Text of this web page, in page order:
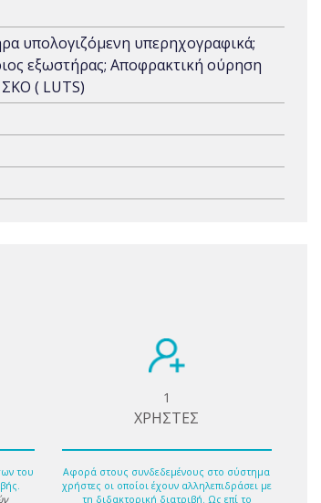
υπολογιζόμενη υπερηχογραφικά;
εξωστήρας; Αποφρακτική ούρηση
( LUTS)
του
1
ΧΡΗΣΤΕΣ
Αφορά στους συνδεδεμένους στο σύστημα
χρήστες οι οποίοι έχουν αλληλεπιδράσει με
τη διδακτορική διατριβή. Ως επί το